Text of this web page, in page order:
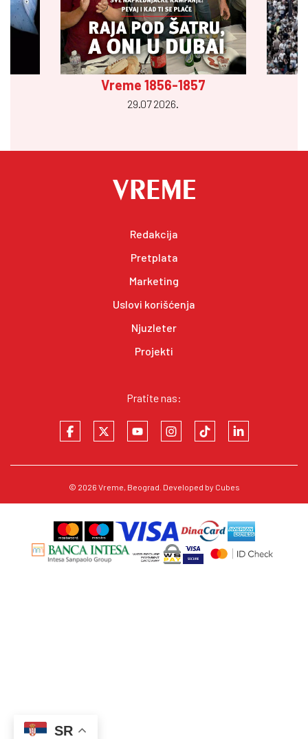
Vreme 1856-1857
29.07 2026.
Redakcija
Pretplata
Marketing
Uslovi korišćenja
Njuzleter
Projekti
Pratite nas:
© 2026 Vreme, Beograd. Developed by Cubes
SR